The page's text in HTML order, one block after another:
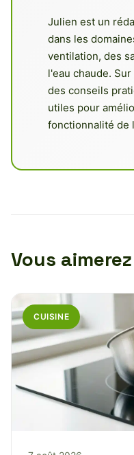
Julien est un
dans les
ventilation, des
l'eau chaude.
des conseils
utiles pour
fonctionnalité de
Vous
CUISINE